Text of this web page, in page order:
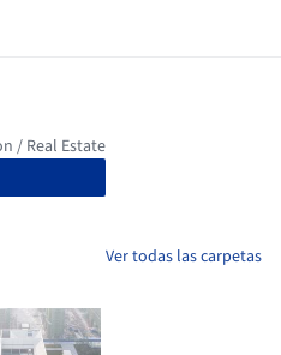
Ver todas las carpetas